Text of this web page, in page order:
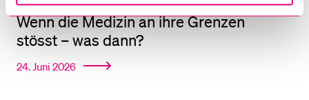
Wenn die Medizin an ihre Grenzen
stösst – was dann?
24. Juni 2026